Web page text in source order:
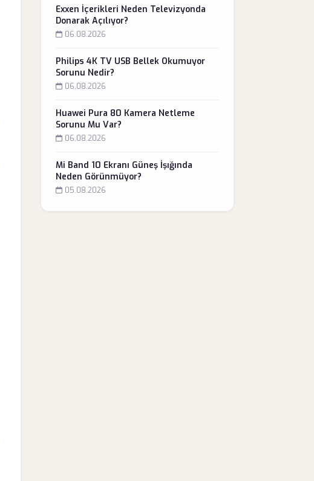
Exxen İçerikleri Neden Televizyonda
Donarak Açılıyor?
06.08.2026
Philips 4K TV USB Bellek Okumuyor
Sorunu Nedir?
06.08.2026
Huawei Pura 80 Kamera Netleme
Sorunu Mu Var?
06.08.2026
Mi Band 10 Ekranı Güneş İşığında
Neden Görünmüyor?
05.08.2026